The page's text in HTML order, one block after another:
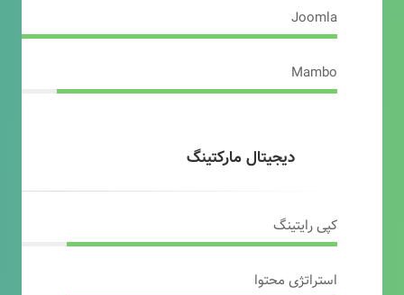
Joomla
Mambo
دیجیتال مارکتینگ
کپی رایتینگ
استراتژی محتوا